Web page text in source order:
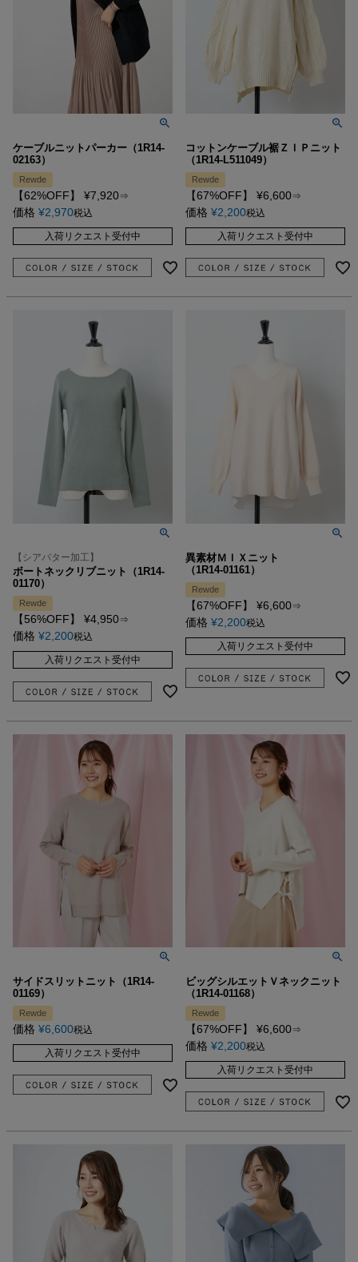
ケーブルニットパーカー（1R14-
02163）
Rewde
【62%OFF】 ¥7,920⇒
価格 ¥2,970税込
入荷リクエスト受付中
コットンケーブル裾ＺＩＰニット
（1R14-L511049）
Rewde
【67%OFF】 ¥6,600⇒
価格 ¥2,200税込
入荷リクエスト受付中
【シアバター加工】
ボートネックリブニット（1R14-
01170）
Rewde
【56%OFF】 ¥4,950⇒
価格 ¥2,200税込
入荷リクエスト受付中
異素材ＭＩＸニット
（1R14-01161）
Rewde
【67%OFF】 ¥6,600⇒
価格 ¥2,200税込
入荷リクエスト受付中
サイドスリットニット（1R14-
01169）
Rewde
価格 ¥6,600税込
入荷リクエスト受付中
ビッグシルエットＶネックニット
（1R14-01168）
Rewde
【67%OFF】 ¥6,600⇒
価格 ¥2,200税込
入荷リクエスト受付中